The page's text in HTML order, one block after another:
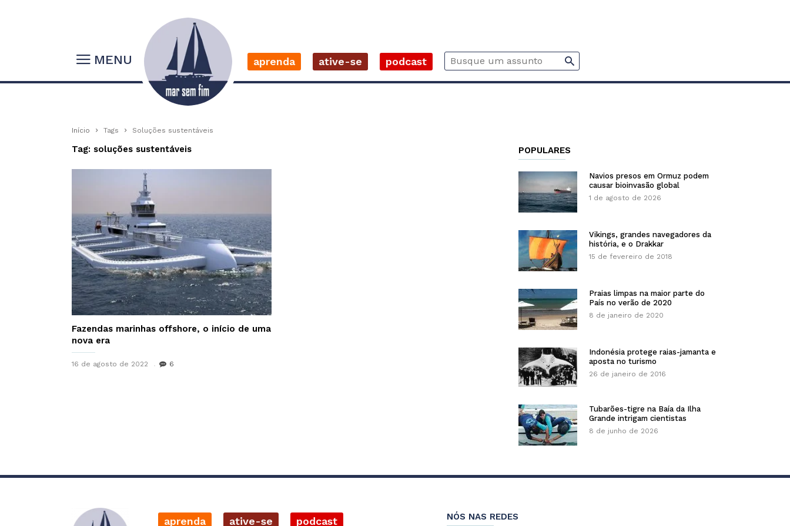
MENU aprenda ative-se podcast
Início Tags Soluções sustentáveis
Tag: soluções sustentáveis
Fazendas marinhas offshore, o início de uma
nova era
16 de agosto de 2022 6
POPULARES
Navios presos em Ormuz podem
causar bioinvasão global
1 de agosto de 2026
Vikings, grandes navegadores da
história, e o Drakkar
15 de fevereiro de 2018
Praias limpas na maior parte do
País no verão de 2020
8 de janeiro de 2020
Indonésia protege raias-jamanta e
aposta no turismo
26 de janeiro de 2016
Tubarões-tigre na Baía da Ilha
Grande intrigam cientistas
8 de junho de 2026
aprenda ative-se podcast NÓS NAS REDES